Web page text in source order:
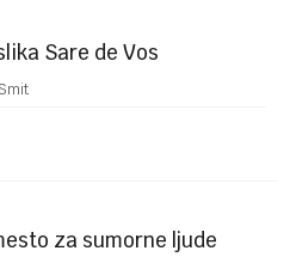
Sare de Vos
za sumorne ljude